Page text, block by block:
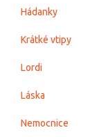
Hádanky
Krátké vtipy
Lordi
Láska
Nemocnice